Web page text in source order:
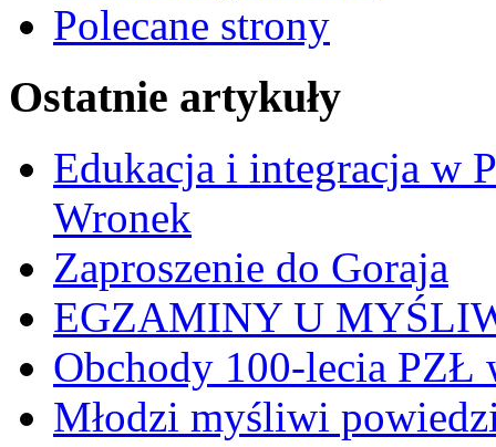
Polecane strony
Ostatnie artykuły
Edukacja i integracja w
Wronek
Zaproszenie do Goraja
EGZAMINY U
Obchody 100-lecia PZŁ
Młodzi myśliwi